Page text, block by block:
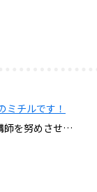
ミチルです！
師を努めさせ…